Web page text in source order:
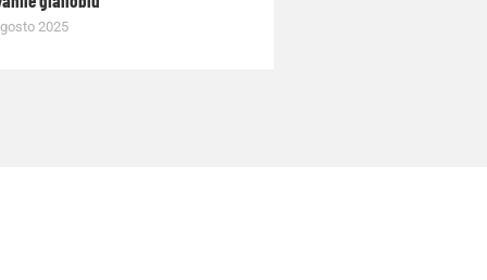
2025